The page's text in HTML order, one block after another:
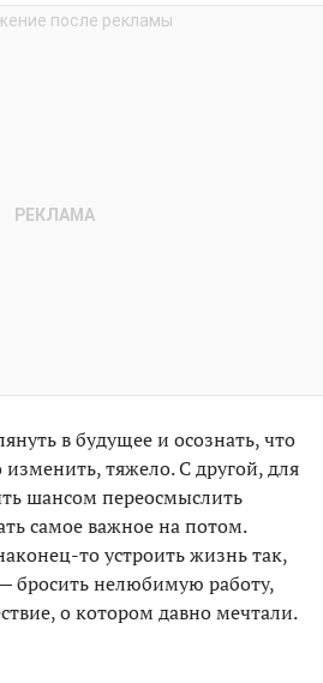
в будущее и осознать, что
тяжело. С другой, для
шансом переосмыслить
самое важное на потом.
то устроить жизнь так,
бросить нелюбимую работу,
о котором давно мечтали.